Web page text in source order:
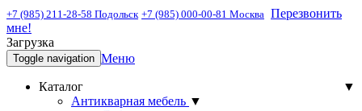
+7 (985) 211-28-58 Подольск +7 (985) 000-00-81 Москва Перезвонить
мне!
Загрузка
Toggle navigation Меню
Каталог
▼
Антикварная мебель ▼